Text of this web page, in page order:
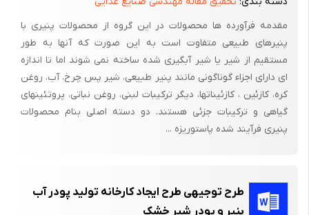
چدار همواره معروف ترین پنیر در انگلستان محسوب می شده است.
در تهیه ی این نوع پنیر، تکه های جامد موجود در شیر ترش شده را
به قطعات کوچک تر برش می دهند تا آب پنیر موجود در آنها خارج
شده و پنیرها روی هم انباشته شوند.
پنیرهای چداری که امروزه تولید می شوند، با پنیرهای چدار قدیمی
استفاده شود و درست کردن پنیر در چهار شهر تعیین شده واقع در
جنوب شرق انگلستان صورت گیرد.
مقدمه فرآورده ها محصولات در این گروه از محصولات پنیری با
پنیرهای طبیعی متفاوت است به این صورت که آنها به طور
مستقیم از شیر یا شیر آبگیری شده ساخته نمی شوند اما تا اندازه
ای دارای اجزاء گوناگونی مانند پنیر طبیعی، شیر پس چرخ، آب، روغن
کره، کازئین ، کازئیناتها، دیگر ترکیبات لبنی، روغن نباتی، پروتئینهای
گیاهی و ترکیبات جزئی هستند. دو دسته اصلی بنام محصولات
پنیری فرآیند شده پاستوریزه ...
طرح توجیهی طرح ایجاد کارخانه تولید پودر آب
پنیر و پودر شیر خشک